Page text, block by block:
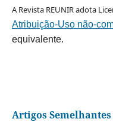
A Revista REUNIR adota
Atribuição-Uso não-
equivalente.
Artigos Semelhantes